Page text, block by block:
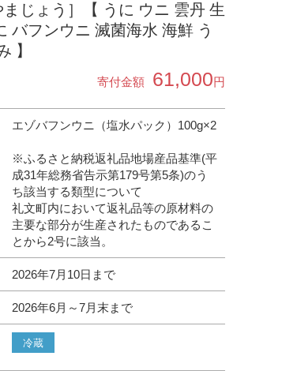
まじょう］【 うに ウニ 雲丹 生
バフンウニ 滅菌海水 海鮮 う
】
寄付金額 61,000円
エゾバフンウニ（塩水パック）100g×2
※ふるさと納税返礼品地場産品基準(平
成31年総務省告示第179号第5条)のう
ち該当する類型について
礼文町内において返礼品等の原材料の
主要な部分が生産されたものであるこ
とから2号に該当。
2026年7月10日まで
2026年6月～7月末まで
冷蔵